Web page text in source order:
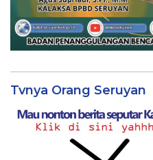
Tvnya Orang Seruyan